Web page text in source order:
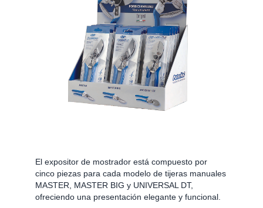
El expositor de mostrador está compuesto por
cinco piezas para cada modelo de tijeras manuales
MASTER, MASTER BIG y UNIVERSAL DT,
ofreciendo una presentación elegante y funcional.